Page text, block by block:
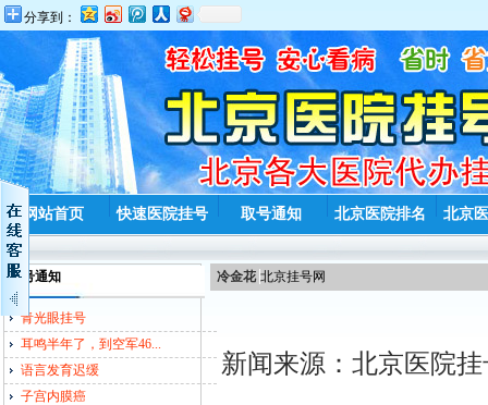
分享到：
网站首页 快速医院挂号 取号通知 北京医院排名 北京
取号通知
青光眼挂号
耳鸣半年了，到空军46...
语言发育迟缓
子宫内膜癌
冷金花 北京挂号网
新闻来源：北京医院